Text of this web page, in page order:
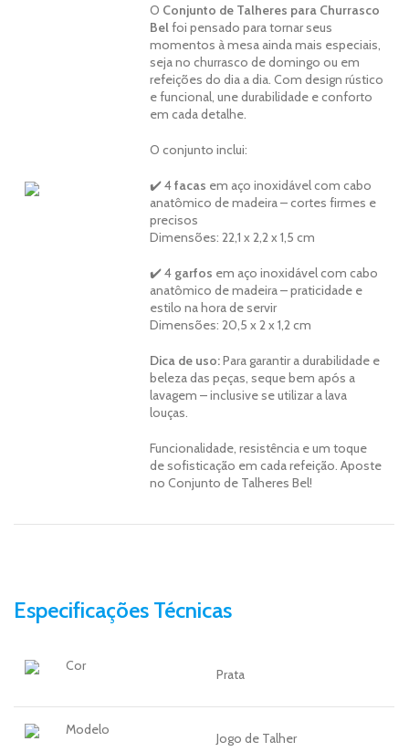
O Conjunto de Talheres para Churrasco
Bel foi pensado para tornar seus
momentos à mesa ainda mais especiais,
seja no churrasco de domingo ou em
refeições do dia a dia. Com design rústico
e funcional, une durabilidade e conforto
em cada detalhe.
O conjunto inclui:
✔️ 4facas em aço inoxidável com cabo
anatômico de madeira – cortes firmes e
precisos
Dimensões: 22,1 x 2,2 x 1,5 cm
✔️ 4 garfos em aço inoxidável com cabo
anatômico de madeira – praticidade e
estilo na hora de servir
Dimensões: 20,5 x 2 x 1,2 cm
Dica de uso:Para garantir a durabilidade e
beleza das peças, seque bem após a
lavagem – inclusive se utilizar a lava
louças.
Funcionalidade, resistência e um toque
de sofisticação em cada refeição. Aposte
no Conjunto de Talheres Bel!
Especificações Técnicas
Cor
Prata
Modelo
Jogo de Talher